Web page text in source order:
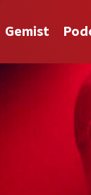
Gemist